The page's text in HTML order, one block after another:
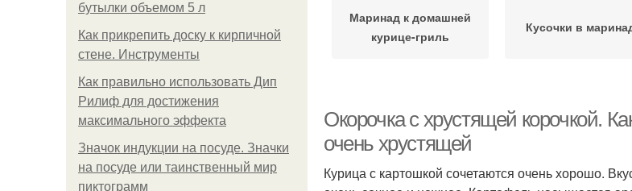
бутылки объемом 5 л
Как прикрепить доску к кирпичной
стене. Инструменты
Как правильно использовать Дип
Рилиф для достижения
максимального эффекта
Значок индукции на посуде. Значки
на посуде или таинственный мир
пиктограмм
Маринад к домашней
курице-гриль
Кусочки в
Окорочка с хрустящей корочкой.
очень хрустящей
Курица с картошкой сочетаются очень хорошо.